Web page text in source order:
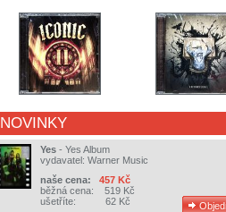
NOVINKY
Yes - Yes Album
vydavatel: Warner Music
naše cena:
457 Kč
běžná cena: 519 Kč
ušetříte: 62 Kč